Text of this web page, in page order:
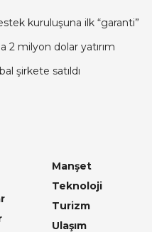
kuruluşuna ilk “garanti”
2 milyon dolar yatırım
şirkete satıldı
Manşet
Teknoloji
Turizm
Ulaşım